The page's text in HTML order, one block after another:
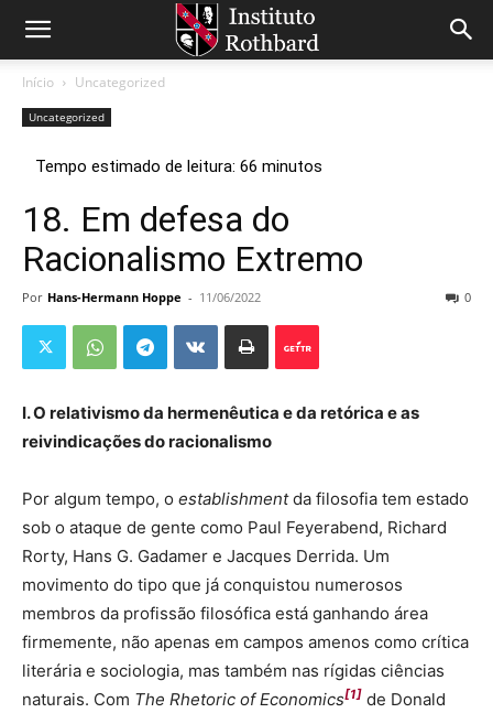
Início Uncategorized
Uncategorized
18. Em defesa do
Racionalismo Extremo
Por Hans-Hermann Hoppe - 11/06/2022 0
I. O relativismo da hermenêutica e da retórica e as
reivindicações do racionalismo
Por algum tempo, o establishmentda filosofia tem estado
sob o ataque de gente como Paul Feyerabend, Richard
Rorty, Hans G. Gadamer e Jacques Derrida. Um
movimento do tipo que já conquistou numerosos
membros da profissão filosófica está ganhando área
firmemente, não apenas em campos amenos como crítica
literária e sociologia, mas também nas rígidas ciências
naturais. Com The Rhetoric of Economics[1] de Donald